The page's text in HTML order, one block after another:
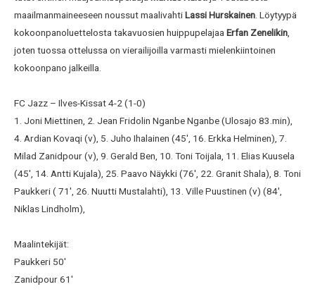
maailmanmaineeseen noussut maalivahtiLassi Hurskainen. Löytyypä
kokoonpanoluettelosta takavuosien huippupelajaaErfan Zenelikin,
joten tuossa ottelussa on vierailijoilla varmasti mielenkiintoinen
kokoonpano jalkeilla.
FC Jazz – Ilves-Kissat 4-2 (1-0)
1. Joni Miettinen, 2. Jean Fridolin Nganbe Nganbe (Ulosajo 83.min),
4. Ardian Kovaqi (v), 5. Juho Ihalainen (45′, 16. Erkka Helminen), 7.
Milad Zanidpour (v), 9. Gerald Ben, 10. Toni Toijala, 11. Elias Kuusela
(45′, 14. Antti Kujala), 25. Paavo Näykki (76′, 22. Granit Shala), 8. Toni
Paukkeri ( 71′, 26. Nuutti Mustalahti), 13. Ville Puustinen (v) (84′,
Niklas Lindholm),
Maalintekijät:
Paukkeri 50′
Zanidpour 61′